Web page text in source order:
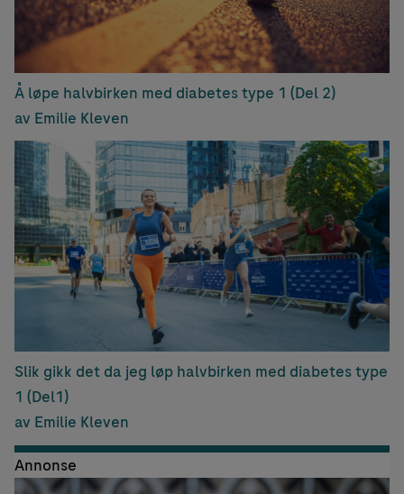
Å løpe halvbirken med diabetes type 1 (Del 2)
av Emilie Kleven
Slik gikk det da jeg løp halvbirken med diabetes type
1 (Del1)
av Emilie Kleven
Annonse